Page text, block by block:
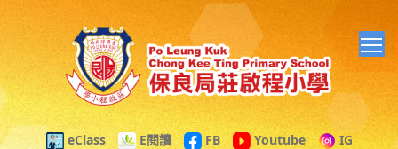
eClass E閱讀 FB Youtube
IG